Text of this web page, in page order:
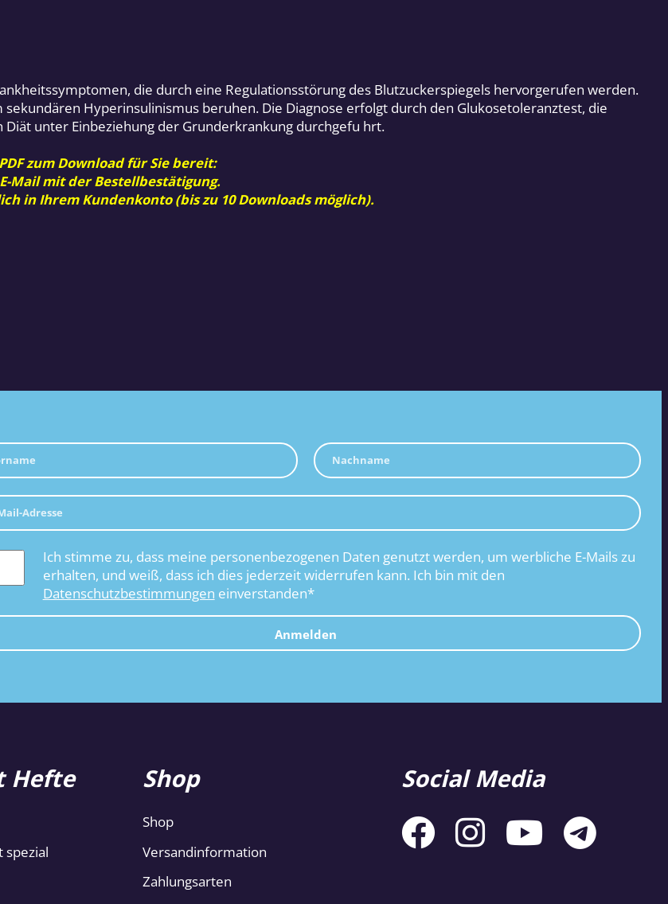
die durch eine Regulationsstörung des Blutzuckerspiegels hervorgerufen werden.
Hyperinsulinismus beruhen. Die Diagnose erfolgt durch den Glukosetoleranztest, die
unter Einbeziehung der Grunderkrankung durchgefu hrt.
zum Download für Sie bereit:
Mail mit der Bestellbestätigung.
in Ihrem Kundenkonto (bis zu 10 Downloads möglich).
Ich stimme zu, dass meine personenbezogenen Daten genutzt werden, um werbliche E-Mails zu
erhalten, und weiß, dass ich dies jederzeit widerrufen kann. Ich bin mit den
Datenschutzbestimmungen einverstanden*
Anmelden
Hefte
spezial
Shop
Shop
Versandinformation
Zahlungsarten
Social Media